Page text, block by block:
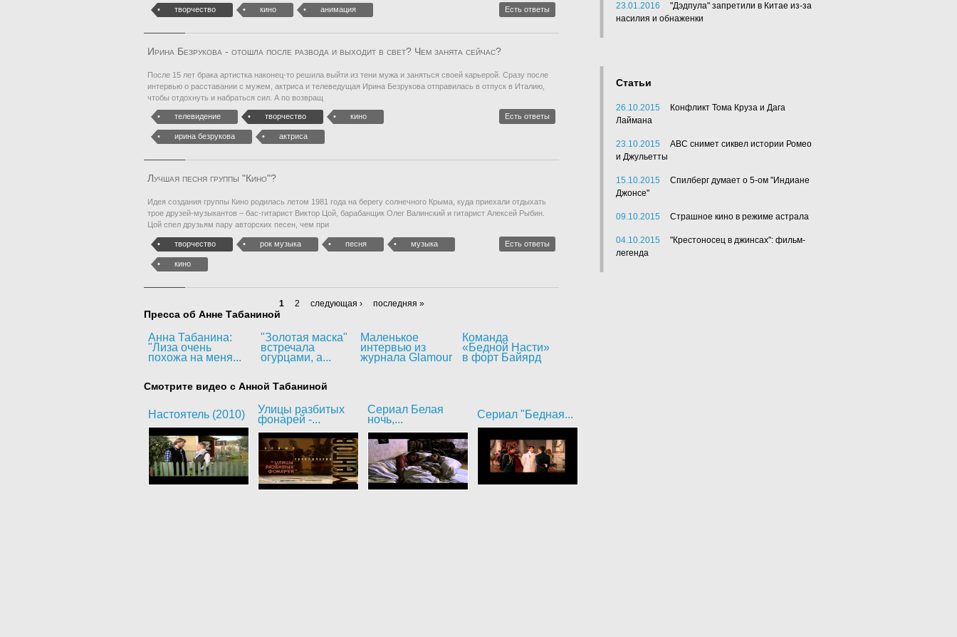
творчество кино анимация Есть ответы
Ирина Безрукова - отошла после развода и выходит в свет? Чем занята сейчас?
После 15 лет брака артистка наконец-то решила выйти из тени мужа и заняться своей карьерой. Сразу после
интервью о расставании с мужем, актриса и телеведущая Ирина Безрукова отправилась в отпуск в Италию,
чтобы отдохнуть и набраться сил. А по возвращ
телевидение творчество кино
ирина безрукова актриса
Есть ответы
Лучшая песня группы "Кино"?
Идея создания группы Кино родилась летом 1981 года на берегу солнечного Крыма, куда приехали отдыхать
трое друзей-музыкантов – бас-гитарист Виктор Цой, барабанщик Олег Валинский и гитарист Алексей Рыбин.
Цой спел друзьям пару авторских песен, чем при
творчество рок музыка песня музыка
кино
Есть ответы
1 2 следующая › последняя »
Пресса об Анне Табаниной
Анна Табанина:
"Лиза очень
похожа на меня...
"Золотая маска"
встречала
огурцами, а...
Маленькое
интервью из
журнала Glamour
Команда
«Бедной Насти»
в форт Байярд
Смотрите видео с Анной Табаниной
Настоятель (2010)
Улицы разбитых
фонарей -...
Сериал Белая
ночь,...
Сериал "Бедная...
23.01.2016
"Дэдпула" запретили в Китае из-за
насилия и обнаженки
Статьи
26.10.2015
Конфликт Тома Круза и Дага
Лаймана
23.10.2015
АВС снимет сиквел истории Ромео
и Джульетты
15.10.2015
Спилберг думает о 5-ом "Индиане
Джонсе"
09.10.2015 Страшное кино в режиме астрала
04.10.2015
"Крестоносец в джинсах": фильм-
легенда